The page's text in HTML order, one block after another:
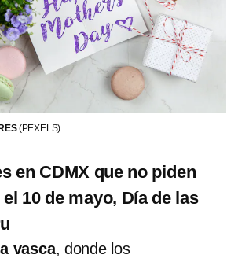
(PEXELS)
en CDMX que no piden
10 de mayo, Día de las
vasca, donde los